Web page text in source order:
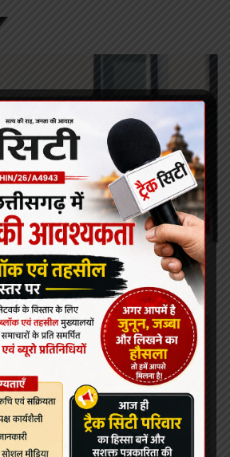
कोरबा/कटघोरा
एवं त्वचा रोग विशेषज्ञों की
को